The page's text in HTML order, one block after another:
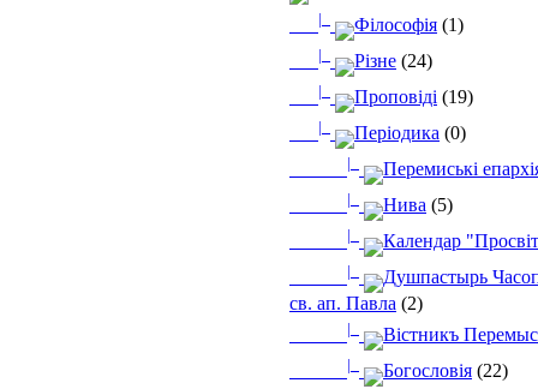
|_ Філософія (1)
|_ Різне (24)
|_ Проповіді (19)
|_ Періодика (0)
|_ Перемиські
|_ Нива (5)
|_ Календар
|_
Душпастырь
св. ап. Павла (2)
|_ Вістникъ
|_ Богословія (22)